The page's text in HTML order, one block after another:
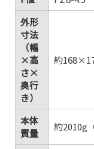
外形
寸法
（幅
×高
さ×
奥行
き）
約
本体
質量
約2010g